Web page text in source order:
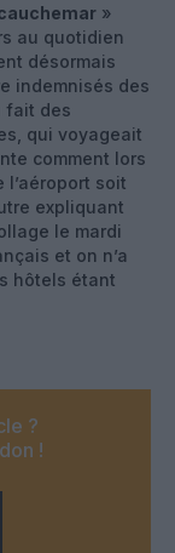
»
au quotidien
désormais
indemnisés des
fait des
qui voyageait
comment lors
soit
expliquant
le mardi
et on n’a
hôtels étant
?
!